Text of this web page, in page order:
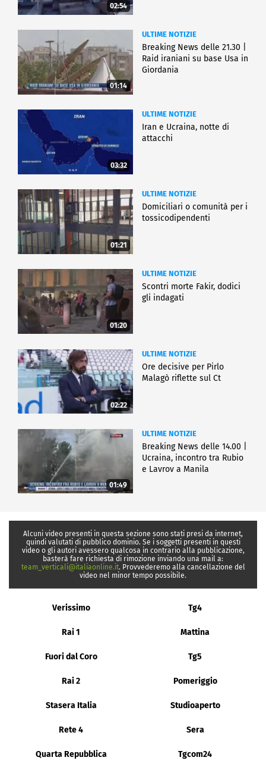
02:54
01:14
ULTIME NOTIZIE
Breaking News delle 21.30 |
Raid iraniani su base Usa in
Giordania
03:32
ULTIME NOTIZIE
Iran e Ucraina, notte di
attacchi
01:21
ULTIME NOTIZIE
Domiciliari o comunità per i
tossicodipendenti
01:20
ULTIME NOTIZIE
Scontri morte Fakir, dodici
gli indagati
02:22
ULTIME NOTIZIE
Ore decisive per Pirlo
Malagò riflette sul Ct
01:49
ULTIME NOTIZIE
Breaking News delle 14.00 |
Ucraina, incontro tra Rubio
e Lavrov a Manila
Alcuni video presenti in questa sezione sono stati presi da internet,
quindi valutati di pubblico dominio. Se i soggetti presenti in questi
video o gli autori avessero qualcosa in contrario alla pubblicazione,
basterà fare richiesta di rimozione inviando una mail a:
team_verticali@italiaonline.it. Provvederemo alla cancellazione del
video nel minor tempo possibile.
Verissimo Tg4
Rai 1 Mattina
Fuori dal Coro Tg5
Rai 2 Pomeriggio
Stasera Italia Studioaperto
Rete 4 Sera
Quarta Repubblica Tgcom24